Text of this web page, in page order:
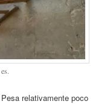
relativamente poco